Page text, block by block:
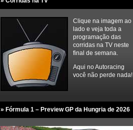
Clique na imagem ao
lado e veja toda a
programação das
corridas na TV neste
final de semana.
Aqui no Autoracing
você não perde nada!
» Fórmula 1 – Preview GP da Hungria de 2026